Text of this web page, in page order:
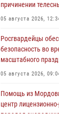
причинении
05 августа 2026,
Росгвардейцы
безопасность во
масштабного
05 августа 2026,
Помощь из
центр
передал